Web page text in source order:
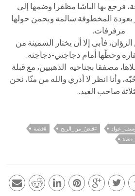
فرجع بها الباشا مظفرا وضمها إلى
المخطوفة سالمة ويحمن حولها
مرفرفات.
فأبى إلا أن يختار السمينة من
وحطّها أمام دجاجتي-دجاجته.
مصفقا بجناحيه الذهبيين، مع قبلة
وأنا انظر لا أدري والله من منّا، نحن
صاحب العيد..
#قبضٌ_من_الريح
#قصة